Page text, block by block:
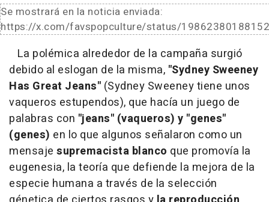
Se mostrará en la noticia enviada:
https://x.com/favspopculture/status/
La polémica alrededor de la campaña surgió
debido al eslogan de la misma, "Sydney Sweeney
Has Great Jeans" (Sydney Sweeney tiene unos
vaqueros estupendos), que hacía un juego de
palabras con "jeans" (vaqueros) y "genes"
(genes) en lo que algunos señalaron como un
mensaje supremacista blanco que promovía la
eugenesia, la teoría que defiende la mejora de la
especie humana a través de la selección